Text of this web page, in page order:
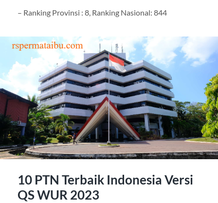
– Ranking Provinsi : 8, Ranking Nasional: 844
10 PTN Terbaik Indonesia Versi
QS WUR 2023